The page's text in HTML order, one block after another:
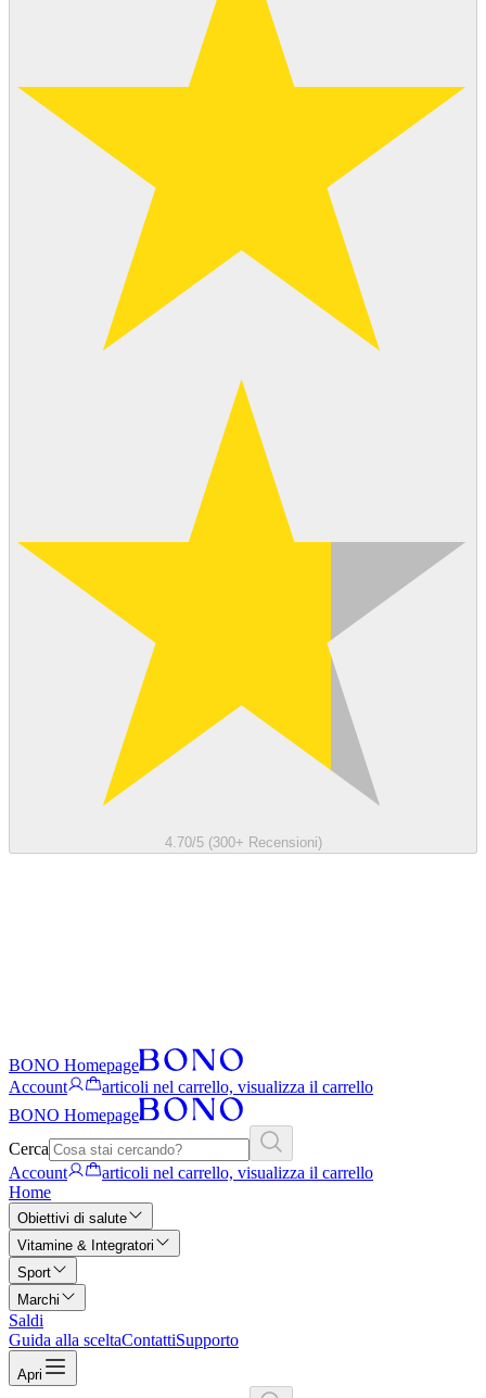
4.70/5 (300+ Recensioni)
BONO Homepage
Account
articoli nel carrello, visualizza il carrello
BONO Homepage
Cerca
Account
articoli nel carrello, visualizza il carrello
Home
Obiettivi di salute
Vitamine & Integratori
Sport
Marchi
Saldi
Guida alla sceltaContattiSupporto
Apri